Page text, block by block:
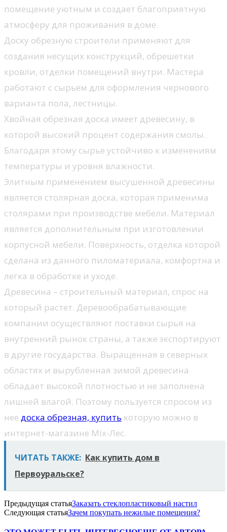
помещение уютным и создает благоприятную
атмосферу для проживания в доме.
Доску обрезную строители применяют для
создания несущих конструкций, обрешетки
кровли, отделки помещений внутри. Мастера
работают с сырьем для оформления чернового
варианта пола, лестницы.
Хвойная обрезная доска имеет древесину, в
которой высокий процент содержания смолы.
Благодаря этому сырье устойчиво к изменениям
температуры и уровня влажности.
Элитным применением высушенной древесины
является столярная доска, которая применима
столярами при производстве мебели. Материал
является дополнительным при изготовлении
корпусной мебели. Поверхность, отделка которой
сделана из данного пиломатериала, комфортна и
легка в обработке и уходе.
Древесина – строительный материал, спрос на
который растет. Деревообрабатывающие
компании осуществляют поставки сырья на
внутренний рынок страны, а также экспортируют
в другие государства. Выращенная в северных
областях и вырубленная зимой древесина
обладает высокой плотностью и не заполнена
лишней влагой. Поэтому пользуется спросом из
нее доска обрезная, купить которую можно в
интернет-магазине Mix-Лес.
ЧИТАТЬ ТАКЖЕ: Как купить дом в
Первоуральске?
Предыдущая статьяЗаказать стеклопластиковый настил
Следующая статьяЗачем покупать нежилые помещения?